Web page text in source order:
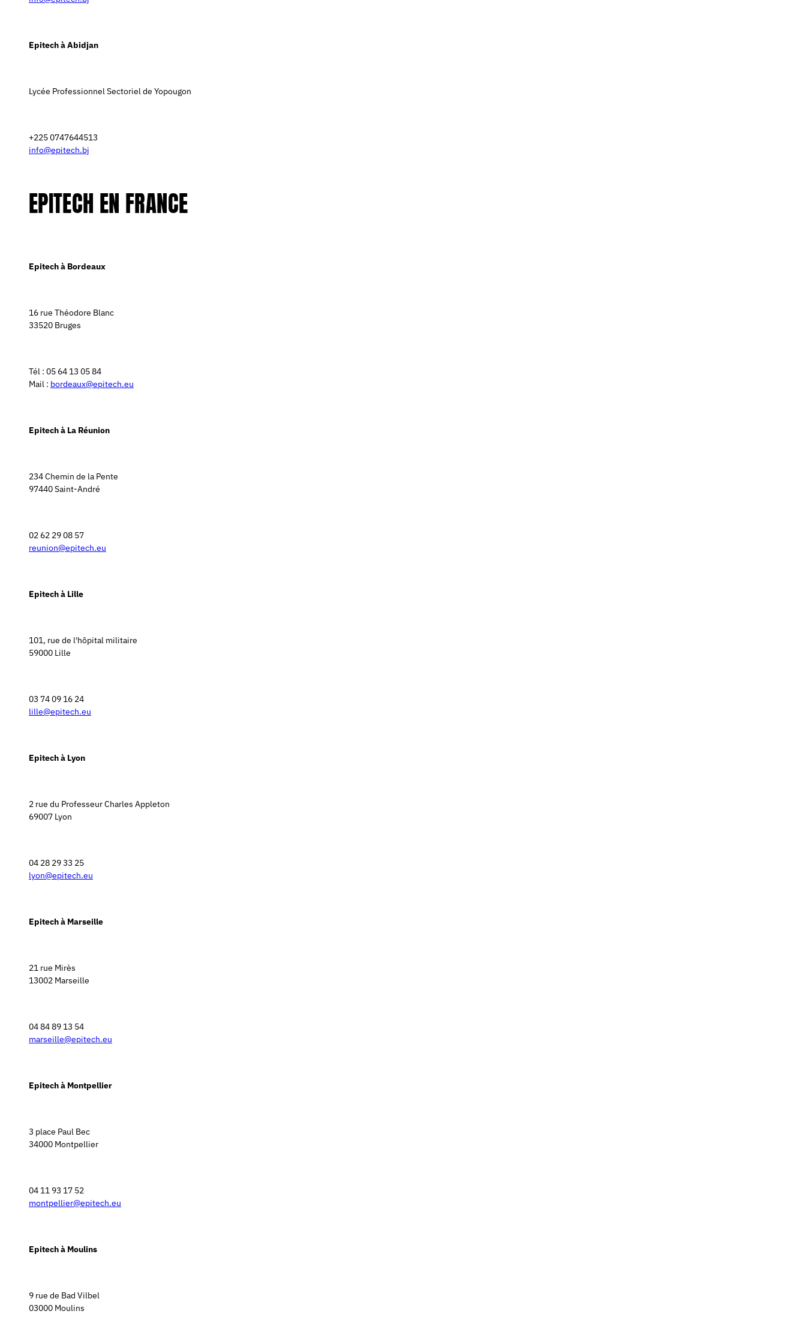
Epitech à Abidjan
Lycée Professionnel Sectoriel de Yopougon
+225 0747644513
info@epitech.bj
EPITECH EN FRANCE
Epitech à Bordeaux
16 rue Théodore Blanc
33520 Bruges
Tél : 05 64 13 05 84
Mail : bordeaux@epitech.eu
Epitech à La Réunion
234 Chemin de la Pente
97440 Saint-André
02 62 29 08 57
reunion@epitech.eu
Epitech à Lille
101, rue de l'hôpital militaire
59000 Lille
03 74 09 16 24
lille@epitech.eu
Epitech à Lyon
2 rue du Professeur Charles Appleton
69007 Lyon
04 28 29 33 25
lyon@epitech.eu
Epitech à Marseille
21 rue Mirès
13002 Marseille
04 84 89 13 54
marseille@epitech.eu
Epitech à Montpellier
3 place Paul Bec
34000 Montpellier
04 11 93 17 52
montpellier@epitech.eu
Epitech à Moulins
9 rue de Bad Vilbel
03000 Moulins